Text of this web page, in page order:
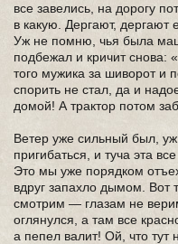
все завелись, на дорогу
в какую. Дергают, дергают
Уж не помню, чья была
подбежал и кричит снова:
того мужика за шиворот и
спорить не стал, да и
домой! А трактор потом
Ветер уже сильный был,
пригибаться, и туча эта
Это мы уже порядком
вдруг запахло дымом. Вот
смотрим — глазам не
оглянулся, а там все
а пепел валит! Ой, что тут